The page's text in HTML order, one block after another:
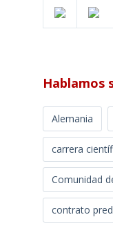
Hablamos
Alemania
carrera
Comunidad
contrato